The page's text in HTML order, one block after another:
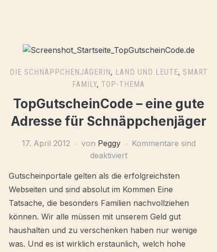
DIE SCHNÄPPCHENJÄGERIN, LAND UND LEUTE, SMART
FAMILY, TOP-THEMA
TopGutscheinCode – eine gute
Adresse für Schnäppchenjäger
17. April 2012 von Peggy
Kommentare sind
deaktiviert
Gutscheinportale gelten als die erfolgreichsten
Webseiten und sind absolut im Kommen Eine
Tatsache, die besonders Familien nachvollziehen
können. Wir alle müssen mit unserem Geld gut
haushalten und zu verschenken haben nur wenige
was. Und es ist wirklich erstaunlich, welch hohe